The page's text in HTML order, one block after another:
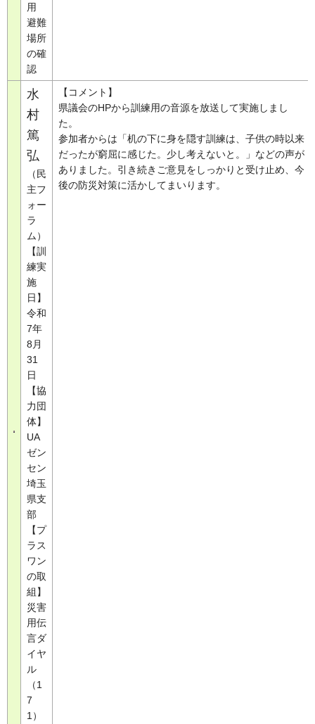
用
避難
場所
の確
認
水
村
篤
弘
（民
主フ
ォー
ラ
ム）
【訓
練実
施
日】
令和
7年
8月
31
日
【協
力団
体】
UA
ゼン
セン
埼玉
県支
部
【プ
ラス
ワン
の取
組】
災害
用伝
言ダ
イヤ
ル
（1
7
1）
【コメント】
県議会のHPから訓練用の音源を放送して実施しまし
た。
参加者からは「机の下に身を隠す訓練は、子供の時以来
だったが窮屈に感じた。少し考えないと。」などの声が
ありました。引き続きご意見をしっかりと受け止め、今
後の防災対策に活かしてまいります。